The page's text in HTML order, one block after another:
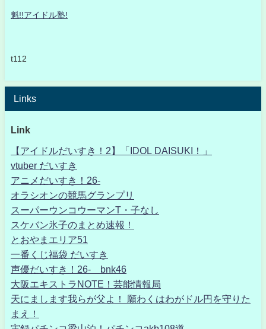
魁!!アイドル塾!
t112
Links
Link
【アイドルだいすき！2】「IDOL DAISUKI！」
vtuber だいすき
アニメだいすき！26-
オラシオンの競馬グランプリ
スーパーウンコウーマンT・子なし
スケバン氷子のまとめ速報！
とおやまエリア51
一番くじ福袋 だいすき
声優だいすき！26- bnk46
大阪エキストラNOTE！芸能情報局
天にまします我らが父よ！ 願わくはわがドル円を守りた
まえ！